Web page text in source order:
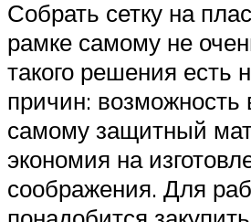
Собрать сетку на
рамке самому не
такого решения есть
причин: возможность
самому защитный
экономия на
соображения. Для